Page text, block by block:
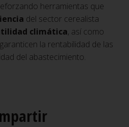
herramientas que
del sector cerealista
climática, así como
la rentabilidad de las
del abastecimiento.